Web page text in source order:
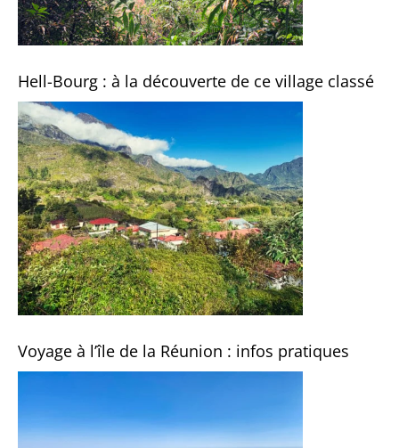
Hell-Bourg : à la découverte de ce village classé
Voyage à l’île de la Réunion : infos pratiques